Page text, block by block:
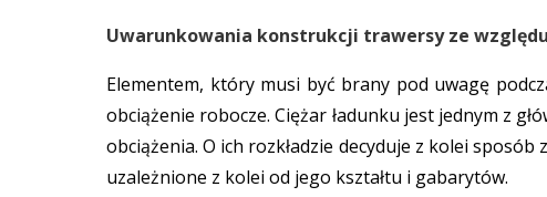
Uwarunkowania konstrukcji trawersy ze
Elementem, który musi być brany pod uwagę
obciążenie robocze. Ciężar ładunku jest jednym z
obciążenia. O ich rozkładzie decyduje z kolei
uzależnione z kolei od jego kształtu i gabarytów.